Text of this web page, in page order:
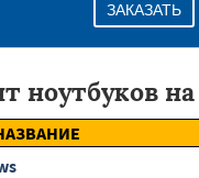
ЗАКАЗАТЬ
ноутбуков